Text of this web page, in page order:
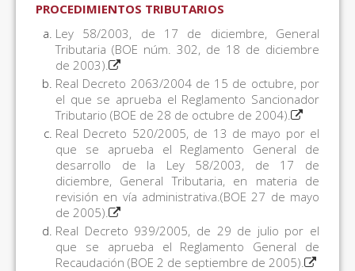
PROCEDIMIENTOS TRIBUTARIOS
Ley 58/2003, de 17 de diciembre, General
Tributaria (BOE núm. 302, de 18 de diciembre
de 2003).
Real Decreto 2063/2004 de 15 de octubre, por
el que se aprueba el Reglamento Sancionador
Tributario (BOE de 28 de octubre de 2004).
Real Decreto 520/2005, de 13 de mayo por el
que se aprueba el Reglamento General de
desarrollo de la Ley 58/2003, de 17 de
diciembre, General Tributaria, en materia de
revisión en vía administrativa.(BOE 27 de mayo
de 2005).
Real Decreto 939/2005, de 29 de julio por el
que se aprueba el Reglamento General de
Recaudación (BOE 2 de septiembre de 2005).